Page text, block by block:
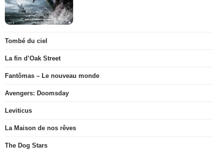
Tombé du ciel
La fin d’Oak Street
Fantômas – Le nouveau monde
Avengers: Doomsday
Leviticus
La Maison de nos rêves
The Dog Stars